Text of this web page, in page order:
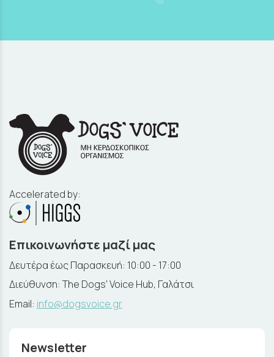
Accelerated by:
Επικοινωνήστε μαζί μας
Δευτέρα έως Παρασκευή: 10:00 - 17:00
Διεύθυνση: The Dogs' Voice Hub, Γαλάτσι
Email: info@dogsvoice.gr
Newsletter